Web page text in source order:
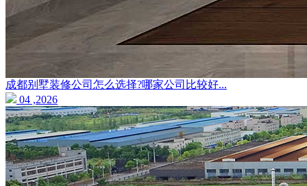
成都别墅装修公司怎么选择?哪家公司比较好...
04 ,2026